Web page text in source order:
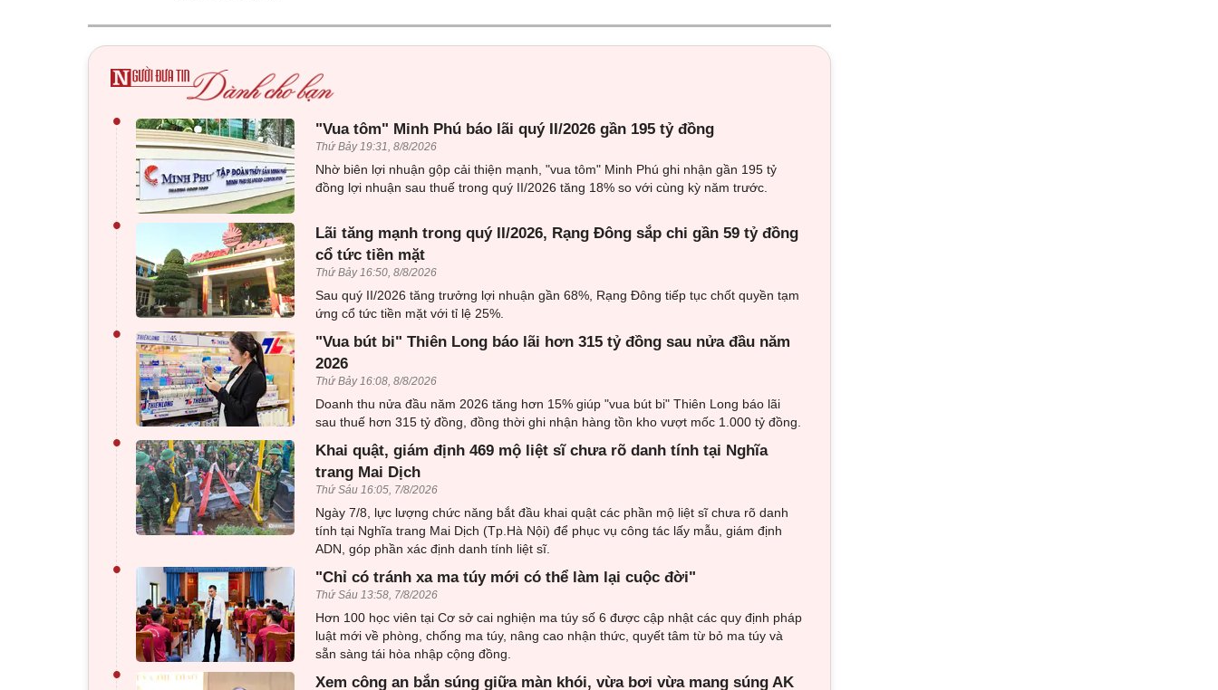
• "Vua tôm" Minh Phú báo lãi quý II/2026 gần 195 tỷ đồng
Thứ Bảy 19:31, 8/8/2026
Nhờ biên lợi nhuận gộp cải thiện mạnh, "vua tôm" Minh Phú ghi nhận gần 195 tỷ
đồng lợi nhuận sau thuế trong quý II/2026 tăng 18% so với cùng kỳ năm trước.
•
Lãi tăng mạnh trong quý II/2026, Rạng Đông sắp chi gần 59 tỷ đồng
cổ tức tiền mặt
Thứ Bảy 16:50, 8/8/2026
Sau quý II/2026 tăng trưởng lợi nhuận gần 68%, Rạng Đông tiếp tục chốt quyền tạm
ứng cổ tức tiền mặt với tỉ lệ 25%.
•
"Vua bút bi" Thiên Long báo lãi hơn 315 tỷ đồng sau nửa đầu năm
2026
Thứ Bảy 16:08, 8/8/2026
Doanh thu nửa đầu năm 2026 tăng hơn 15% giúp "vua bút bi" Thiên Long báo lãi
sau thuế hơn 315 tỷ đồng, đồng thời ghi nhận hàng tồn kho vượt mốc 1.000 tỷ đồng.
•
Khai quật, giám định 469 mộ liệt sĩ chưa rõ danh tính tại Nghĩa
trang Mai Dịch
Thứ Sáu 16:05, 7/8/2026
Ngày 7/8, lực lượng chức năng bắt đầu khai quật các phần mộ liệt sĩ chưa rõ danh
tính tại Nghĩa trang Mai Dịch (Tp.Hà Nội) để phục vụ công tác lấy mẫu, giám định
ADN, góp phần xác định danh tính liệt sĩ.
• "Chỉ có tránh xa ma túy mới có thể làm lại cuộc đời"
Thứ Sáu 13:58, 7/8/2026
Hơn 100 học viên tại Cơ sở cai nghiện ma túy số 6 được cập nhật các quy định pháp
luật mới về phòng, chống ma túy, nâng cao nhận thức, quyết tâm từ bỏ ma túy và
sẵn sàng tái hòa nhập cộng đồng.
• Xem công an bắn súng giữa màn khói, vừa bơi vừa mang súng AK